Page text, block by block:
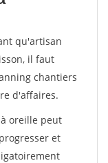
qu'artisan
il faut
chantiers
d'affaires.
oreille peut
et